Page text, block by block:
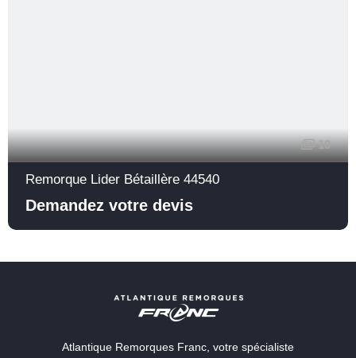
10
Remorque Lider Bétaillère 44540
Demandez votre devis
Atlantique Remorques Franc, votre spécialiste